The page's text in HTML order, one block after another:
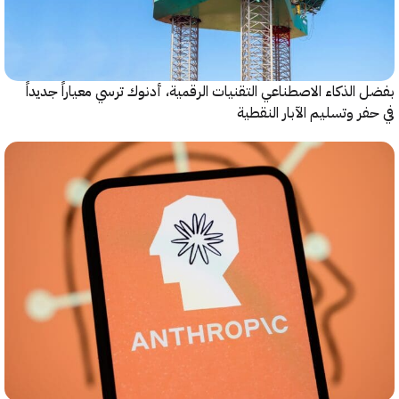
الاصطناعي التقنيات الرقمية، أدنوك ترسي معياراً جديداً
وتسليم الآبار النقطية